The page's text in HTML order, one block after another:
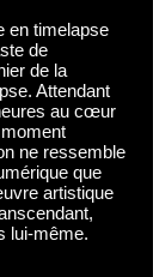
en timelapse
de
de la
Attendant
au cœur
ne ressemble
que
artistique
lui-même.